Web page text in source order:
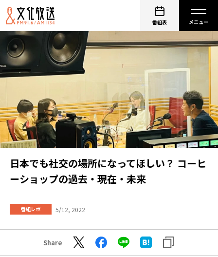
番組表
日本でも社交の場所になってほしい？ コーヒ
ーショップの過去・現在・未来
番組レポ 5/12, 2022
Share